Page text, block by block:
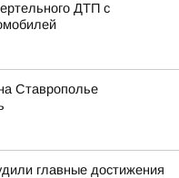
ДТП с
Ставрополье
главные достижения